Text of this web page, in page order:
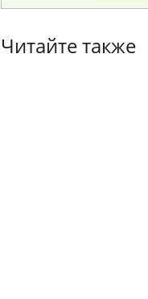
Читайте также